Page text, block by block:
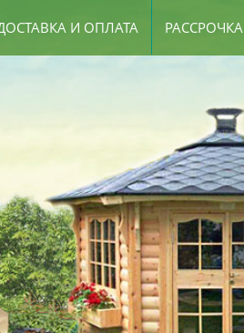
И ОПЛАТА РАССРОЧКА